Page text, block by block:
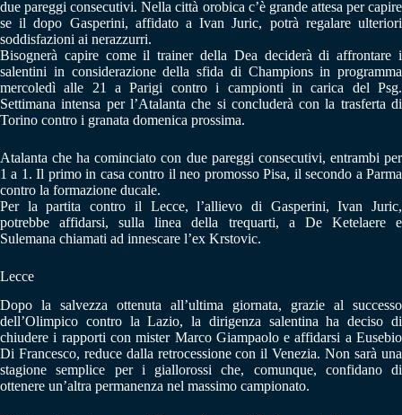
due pareggi consecutivi. Nella città orobica c’è grande attesa per capire
se il dopo Gasperini, affidato a Ivan Juric, potrà regalare ulteriori
soddisfazioni ai nerazzurri.
Bisognerà capire come il trainer della Dea deciderà di affrontare i
salentini in considerazione della sfida di Champions in programma
mercoledì alle 21 a Parigi contro i campionti in carica del Psg.
Settimana intensa per l’Atalanta che si concluderà con la trasferta di
Torino contro i granata domenica prossima.
Atalanta che ha cominciato con due pareggi consecutivi, entrambi per
1 a 1. Il primo in casa contro il neo promosso Pisa, il secondo a Parma
contro la formazione ducale.
Per la partita contro il Lecce, l’allievo di Gasperini, Ivan Juric,
potrebbe affidarsi, sulla linea della trequarti, a De Ketelaere e
Sulemana chiamati ad innescare l’ex Krstovic.
Lecce
Dopo la salvezza ottenuta all’ultima giornata, grazie al successo
dell’Olimpico contro la Lazio, la dirigenza salentina ha deciso di
chiudere i rapporti con mister Marco Giampaolo e affidarsi a Eusebio
Di Francesco, reduce dalla retrocessione con il Venezia. Non sarà una
stagione semplice per i giallorossi che, comunque, confidano di
ottenere un’altra permanenza nel massimo campionato.